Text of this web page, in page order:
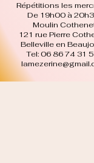
Répétitions les
De 19h00 à
Moulin
121 rue Pierre
Belleville en
Tel: 06 86 74 31